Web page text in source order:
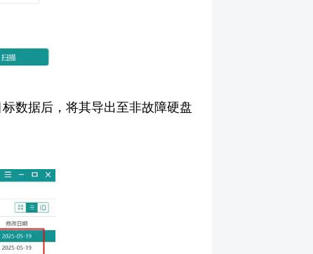
数据后，将其导出至非故障硬盘